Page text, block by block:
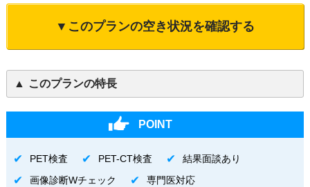
▼このプランの空き状況を確認する
このプランの特長
POINT
PET検査 PET-CT検査
結果面談あり
画像診断Wチェック
専門医対応